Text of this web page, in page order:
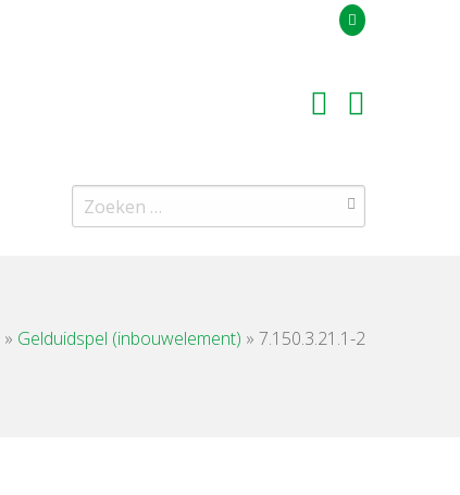
Zoeken
naar:
» Gelduidspel (inbouwelement) » 7.150.3.21.1-2